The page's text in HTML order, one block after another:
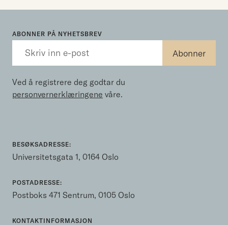
ABONNER PÅ NYHETSBREV
Ved å registrere deg godtar du
personvernerklæringene våre.
BESØKSADRESSE:
Universitetsgata 1, 0164 Oslo
POSTADRESSE:
Postboks 471 Sentrum, 0105 Oslo
KONTAKTINFORMASJON